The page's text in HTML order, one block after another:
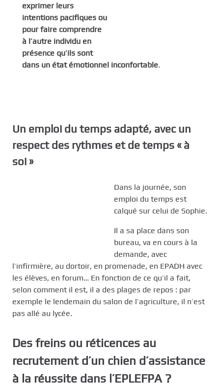
exprimer leurs
intentions pacifiques ou
pour faire comprendre
à l’autre individu en
présence qu’ils sont
dans un état émotionnel inconfortable.
Un emploi du temps adapté, avec un
respect des rythmes et de temps « à
soi »
Dans la journée, son
emploi du temps est
calqué sur celui de Sophie.
Il a sa place dans son
bureau, va en cours à la
demande, avec
l’infirmière, au dortoir, en promenade, en EPADH avec
les élèves, en forum… En fonction de ce qu’il a fait,
selon comment il est, il a des plages de repos : par
exemple le lendemain du salon de l’agriculture, il n’est
pas allé au lycée.
Des freins ou réticences au
recrutement d’un chien d’assistance
à la réussite dans l’EPLEFPA ?